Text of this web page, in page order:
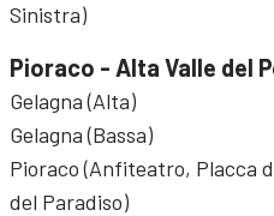
Sinistra)
Pioraco - Alta Valle del
Gelagna (Alta)
Gelagna (Bassa)
Pioraco (Anfiteatro, Placca
del Paradiso)